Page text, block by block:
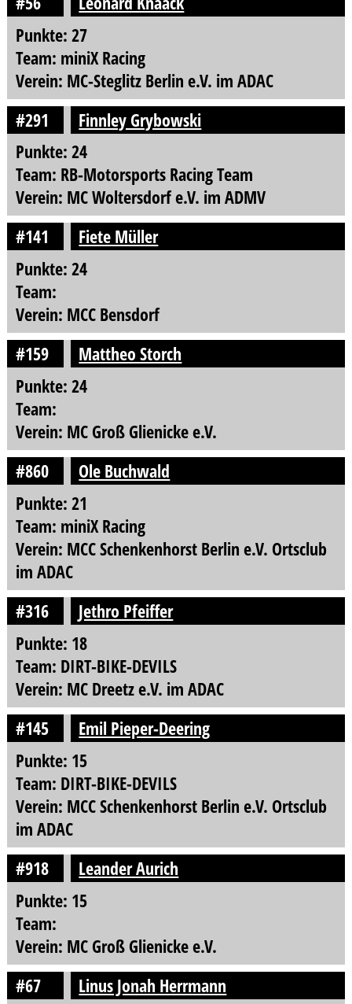
Punkte: 27
Team: miniX Racing
Verein: MC-Steglitz Berlin e.V. im ADAC
#291
Finnley Grybowski
Punkte: 24
Team: RB-Motorsports Racing Team
Verein: MC Woltersdorf e.V. im ADMV
#141
Fiete Müller
Punkte: 24
Team:
Verein: MCC Bensdorf
#159
Mattheo Storch
Punkte: 24
Team:
Verein: MC Groß Glienicke e.V.
#860
Ole Buchwald
Punkte: 21
Team: miniX Racing
Verein: MCC Schenkenhorst Berlin e.V. Ortsclub
im ADAC
#316
Jethro Pfeiffer
Punkte: 18
Team: DIRT-BIKE-DEVILS
Verein: MC Dreetz e.V. im ADAC
#145
Emil Pieper-Deering
Punkte: 15
Team: DIRT-BIKE-DEVILS
Verein: MCC Schenkenhorst Berlin e.V. Ortsclub
im ADAC
#918
Leander Aurich
Punkte: 15
Team:
Verein: MC Groß Glienicke e.V.
#67
Linus Jonah Herrmann